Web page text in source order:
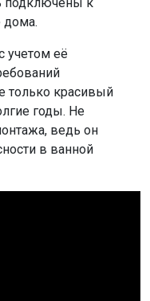
дома.
учетом её
только красивый
годы. Не
ведь он
в ванной